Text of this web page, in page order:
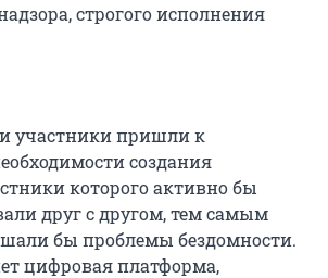
строгого исполнения
участники пришли к
создания
которого активно бы
друг с другом, тем самым
бы проблемы бездомности.
цифровая платформа,